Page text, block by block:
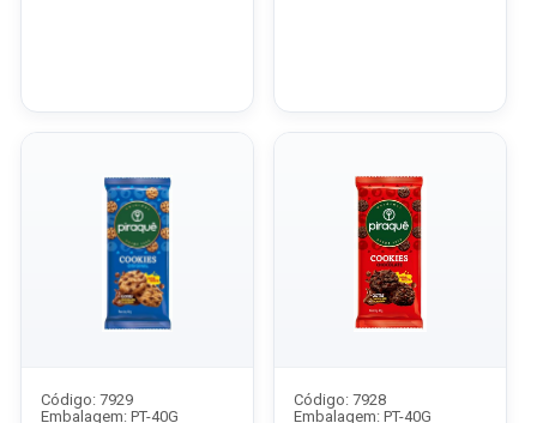
Código: 7929
Embalagem: PT-40G
Código: 7928
Embalagem: PT-40G